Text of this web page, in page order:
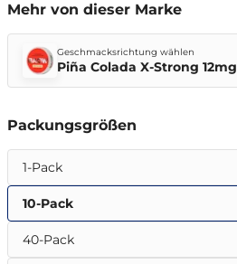
Mehr von dieser Marke
Geschmacksrichtung wählen
Piña Colada X-Strong 12mg
Packungsgrößen
1-Pack
10-Pack
40-Pack